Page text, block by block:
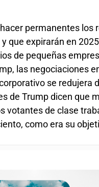
permanentes
que expirarán en
de pequeñas
las negociaciones
se redujera
de Trump dicen que
votantes de clase
como era su